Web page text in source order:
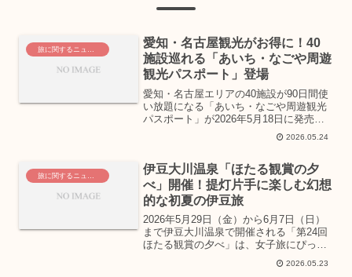
旅に関するニュース
愛知・名古屋観光がお得に！40
施設巡れる「あいち・なごや周遊
観光パスポート」登場
愛知・名古屋エリアの40施設が90日間使
い放題になる「あいち・なごや周遊観光
パスポート」が2026年5月18日に発売さ
れます。お得な価格で人気スポットを巡
り、女子旅をもっと特別なものにする魅
2026.05.24
旅に関するニュース
伊豆大川温泉「ほたる観賞の夕
べ」開催！提灯片手に楽しむ幻想
的な初夏の伊豆旅
2026年5月29日（金）から6月7日（日）
まで伊豆大川温泉で開催される「第24回
ほたる観賞の夕べ」は、女子旅にぴった
りのイベントです。幻想的なほたるの
舞、浴衣で楽しむ特典、そして地元の美
2026.05.23